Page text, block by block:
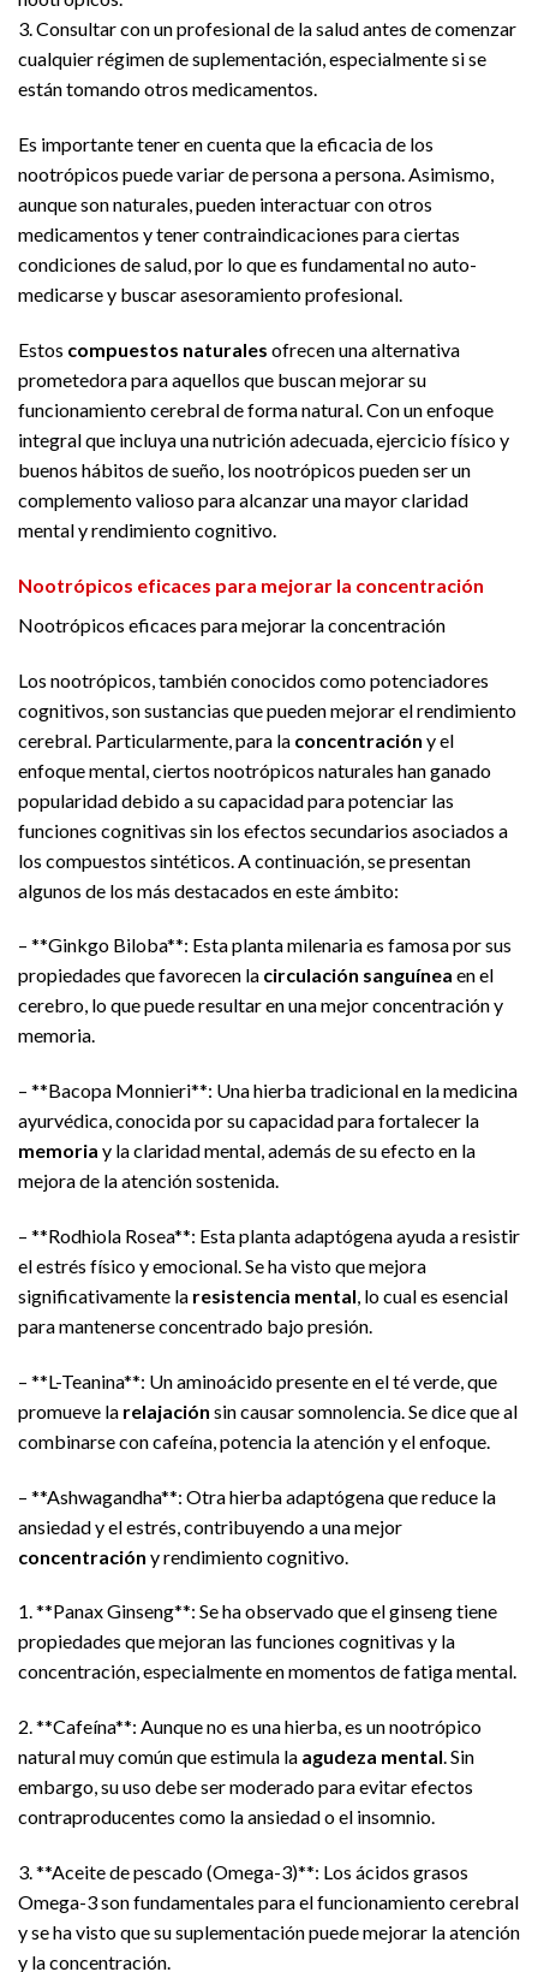
3. Consultar con un profesional de la salud antes de comenzar
cualquier régimen de suplementación, especialmente si se
están tomando otros medicamentos.
Es importante tener en cuenta que la eficacia de los
nootrópicos puede variar de persona a persona. Asimismo,
aunque son naturales, pueden interactuar con otros
medicamentos y tener contraindicaciones para ciertas
condiciones de salud, por lo que es fundamental no auto-
medicarse y buscar asesoramiento profesional.
Estos compuestos naturales ofrecen una alternativa
prometedora para aquellos que buscan mejorar su
funcionamiento cerebral de forma natural. Con un enfoque
integral que incluya una nutrición adecuada, ejercicio físico y
buenos hábitos de sueño, los nootrópicos pueden ser un
complemento valioso para alcanzar una mayor claridad
mental y rendimiento cognitivo.
Nootrópicos eficaces para mejorar la concentración
Nootrópicos eficaces para mejorar la concentración
Los nootrópicos, también conocidos como potenciadores
cognitivos, son sustancias que pueden mejorar el rendimiento
cerebral. Particularmente, para la concentración y el
enfoque mental, ciertos nootrópicos naturales han ganado
popularidad debido a su capacidad para potenciar las
funciones cognitivas sin los efectos secundarios asociados a
los compuestos sintéticos. A continuación, se presentan
algunos de los más destacados en este ámbito:
– **Ginkgo Biloba**: Esta planta milenaria es famosa por sus
propiedades que favorecen la circulación sanguínea en el
cerebro, lo que puede resultar en una mejor concentración y
memoria.
– **Bacopa Monnieri**: Una hierba tradicional en la medicina
ayurvédica, conocida por su capacidad para fortalecer la
memoria y la claridad mental, además de su efecto en la
mejora de la atención sostenida.
– **Rodhiola Rosea**: Esta planta adaptógena ayuda a resistir
el estrés físico y emocional. Se ha visto que mejora
significativamente la resistencia mental, lo cual es esencial
para mantenerse concentrado bajo presión.
– **L-Teanina**: Un aminoácido presente en el té verde, que
promueve la relajación sin causar somnolencia. Se dice que al
combinarse con cafeína, potencia la atención y el enfoque.
– **Ashwagandha**: Otra hierba adaptógena que reduce la
ansiedad y el estrés, contribuyendo a una mejor
concentración y rendimiento cognitivo.
1. **Panax Ginseng**: Se ha observado que el ginseng tiene
propiedades que mejoran las funciones cognitivas y la
concentración, especialmente en momentos de fatiga mental.
2. **Cafeína**: Aunque no es una hierba, es un nootrópico
natural muy común que estimula la agudeza mental. Sin
embargo, su uso debe ser moderado para evitar efectos
contraproducentes como la ansiedad o el insomnio.
3. **Aceite de pescado (Omega-3)**: Los ácidos grasos
Omega-3 son fundamentales para el funcionamiento cerebral
y se ha visto que su suplementación puede mejorar la atención
y la concentración.